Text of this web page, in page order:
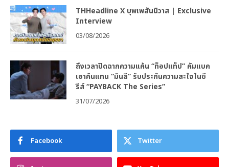
THHeadline X บุพเพสันนิวาส | Exclusive
Interview
03/08/2026
ถึงเวลาปิดฉากความแค้น “ท็อปแท็ป” คัมแบค
เอาคืนแทน “มินลี” รับประกันความสะใจในซี
รีส์ “PAYBACK The Series”
31/07/2026
Facebook Twitter